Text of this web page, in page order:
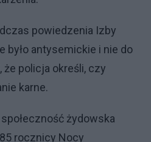
powiedzenia Izby
było antysemickie i nie do
że policja określi, czy
karne.
żydowska
rocznicy Nocy